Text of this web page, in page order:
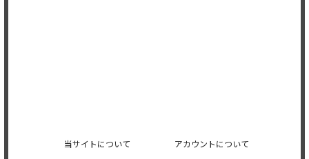
当サイトについて アカウントについて